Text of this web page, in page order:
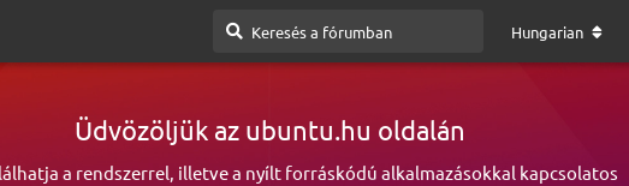
Hungarian
Üdvözöljük az ubuntu.hu oldalán
a rendszerrel, illetve a nyílt forráskódú alkalmazásokkal kapcsolatos